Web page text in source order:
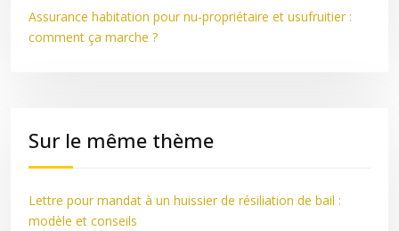
Assurance habitation pour nu-propriétaire et usufruitier :
comment ça marche ?
Sur le même thème
Lettre pour mandat à un huissier de résiliation de bail :
modèle et conseils